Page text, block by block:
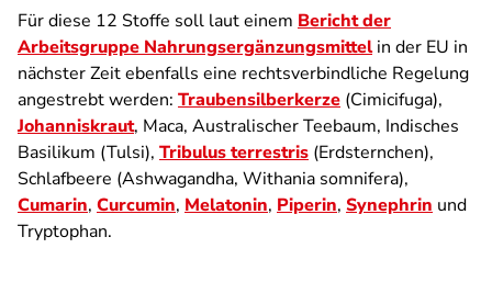
Für diese 12 Stoffe soll laut einem Bericht der
Arbeitsgruppe Nahrungsergänzungsmittelin der EU in
nächster Zeit ebenfalls eine rechtsverbindliche Regelung
angestrebt werden: Traubensilberkerze (Cimicifuga),
Johanniskraut, Maca, Australischer Teebaum, Indisches
Basilikum (Tulsi), Tribulus terrestris (Erdsternchen),
Schlafbeere (Ashwagandha, Withania somnifera),
Cumarin, Curcumin, Melatonin, Piperin, Synephrin und
Tryptophan.